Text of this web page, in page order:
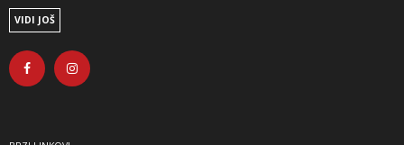
VIDI JOŠ